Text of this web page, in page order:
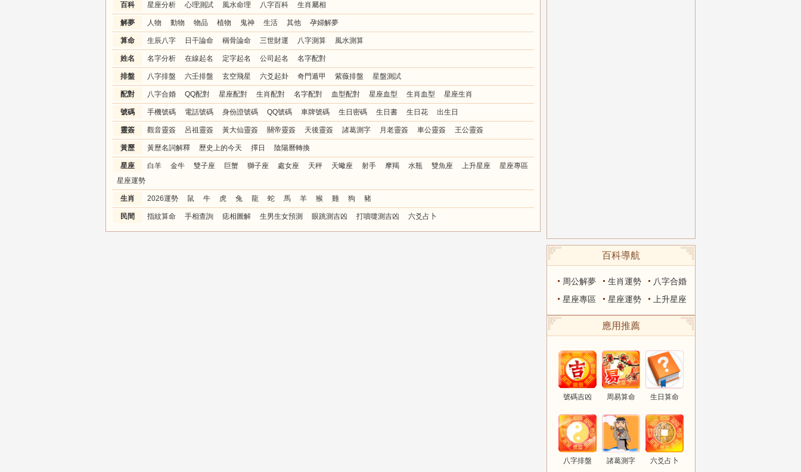
百科 星座分析 心理測試 風水命理 八字百科 生肖屬相
解夢 人物 動物 物品 植物 鬼神 生活 其他 孕婦解夢
算命 生辰八字 日干論命 稱骨論命 三世財運 八字測算 風水測算
姓名 名字分析 在線起名 定字起名 公司起名 名字配對
排盤 八字排盤 六壬排盤 玄空飛星 六爻起卦 奇門遁甲 紫薇排盤 星盤測試
配對 八字合婚 QQ配對 星座配對 生肖配對 名字配對 血型配對 星座血型 生肖血型 星座生肖
號碼 手機號碼 電話號碼 身份證號碼 QQ號碼 車牌號碼 生日密碼 生日書 生日花 出生日
靈簽 觀音靈簽 呂祖靈簽 黃大仙靈簽 關帝靈簽 天後靈簽 諸葛測字 月老靈簽 車公靈簽 王公靈簽
黃歷 黃歷名詞解釋 歷史上的今天 擇日 陰陽曆轉換
星座 白羊 金牛 雙子座 巨蟹 獅子座 處女座 天秤 天蠍座 射手 摩羯 水瓶 雙魚座 上升星座
星座專區
星座運勢
生肖 2026運勢 鼠 牛 虎 兔 龍 蛇 馬 羊 猴 雞 狗 豬
民間 指紋算命 手相查詢 痣相圖解 生男生女預測 眼跳測吉凶 打噴嚏測吉凶 六爻占卜
百科導航
周公解夢 生肖運勢
八字合婚
星座專區
星座運勢 上升星座
應用推薦
號碼吉凶 周易算命 生日算命
八字排盤 諸葛測字 六爻占卜